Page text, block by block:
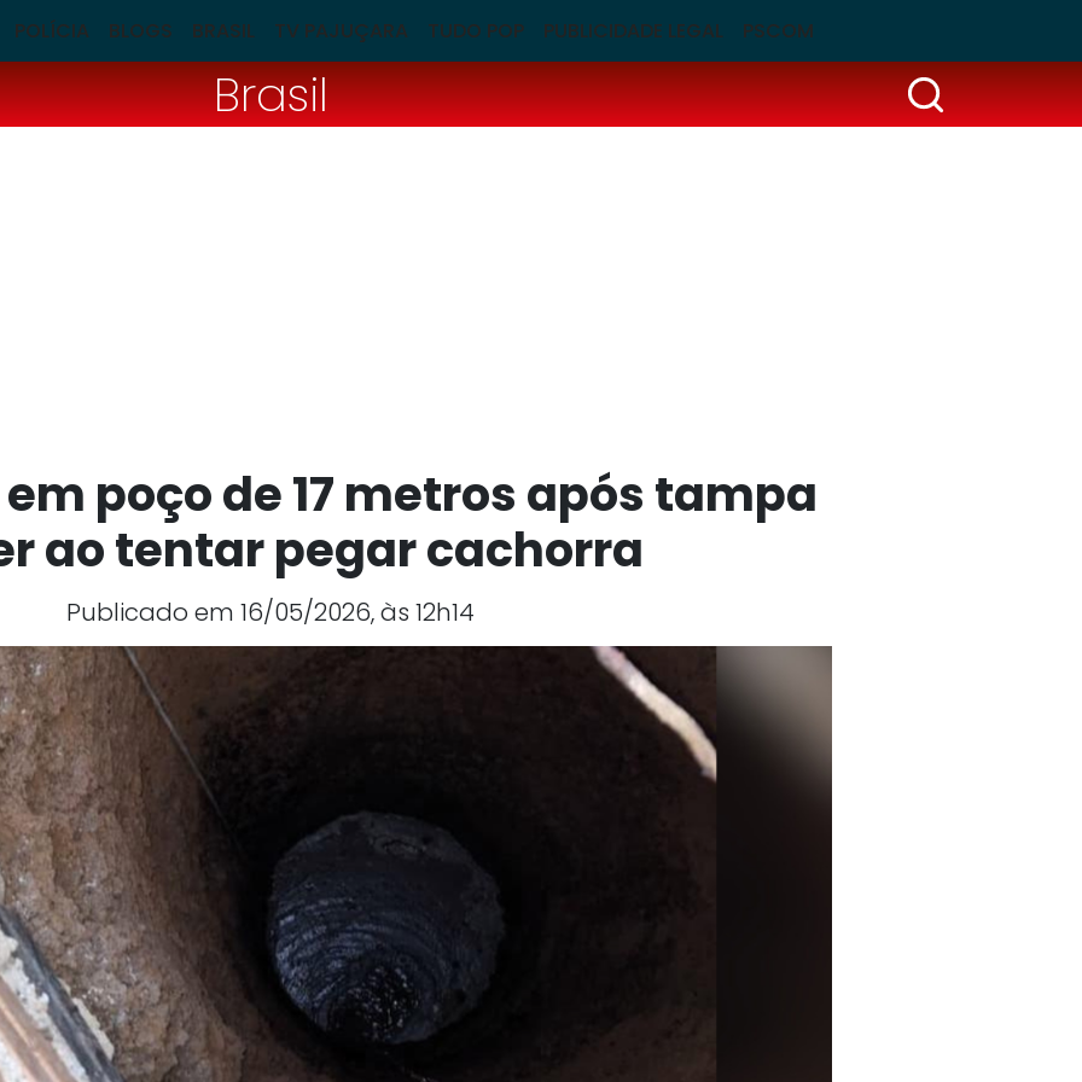
POLÍCIA BLOGS BRASIL TV PAJUÇARA TUDO POP PUBLICIDADE LEGAL PSCOM
Brasil
poço de 17 metros após tampa
ao tentar pegar cachorra
Publicado em 16/05/2026, às 12h14